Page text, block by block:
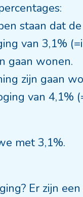
staan dat
van 3,1%
gaan wonen.
zijn gaan
van 4,1%
met 3,1%.
Er zijn